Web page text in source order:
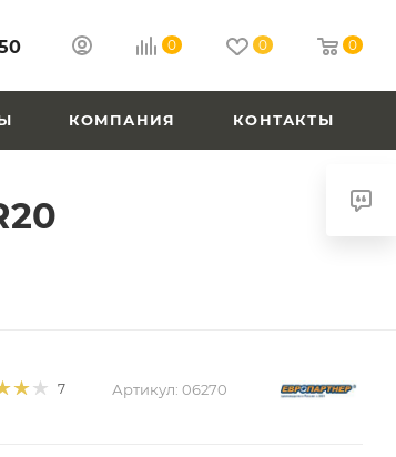
0 0 0
КОМПАНИЯ КОНТАКТЫ
7 Артикул: 06270